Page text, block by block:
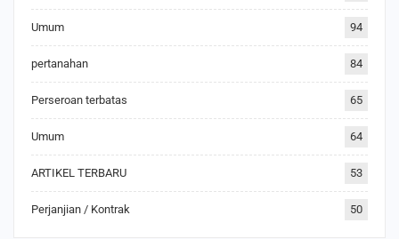
Umum 94
pertanahan 84
Perseroan terbatas 65
Umum 64
ARTIKEL TERBARU 53
Perjanjian / Kontrak 50